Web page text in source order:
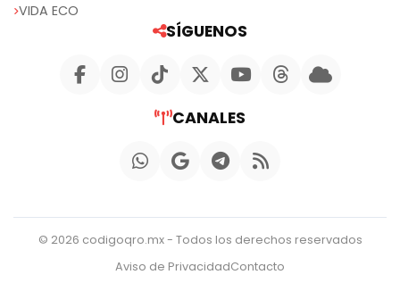
VIDA ECO
SÍGUENOS
CANALES
© 2026 codigoqro.mx - Todos los derechos reservados
Aviso de PrivacidadContacto